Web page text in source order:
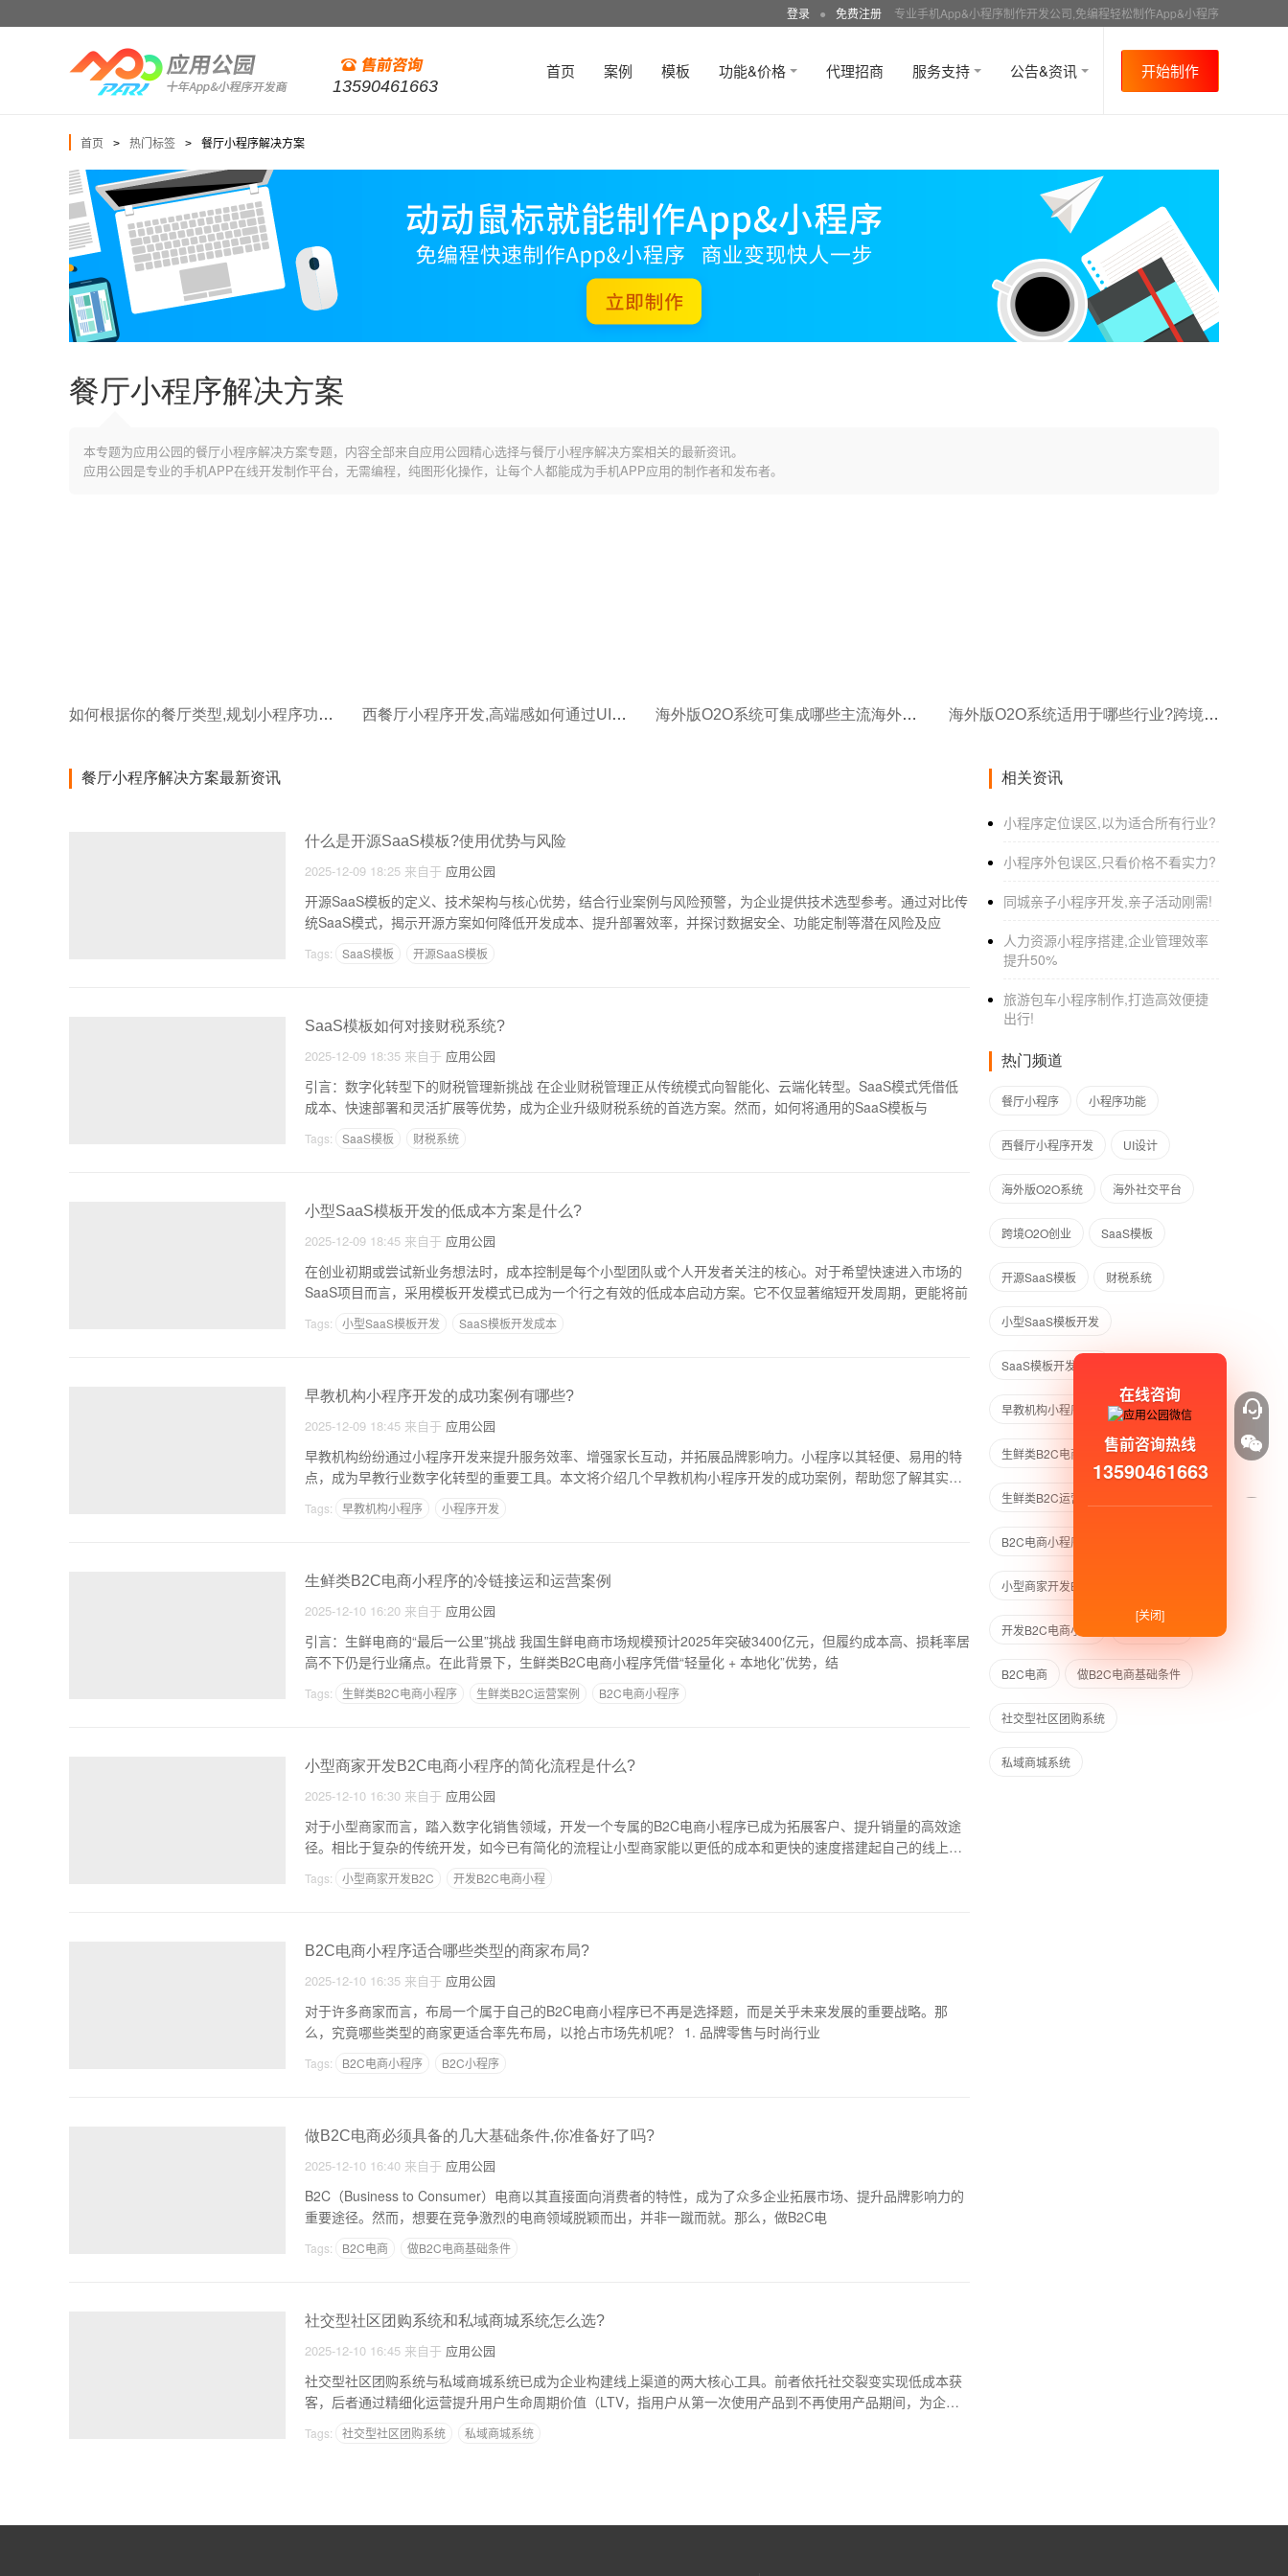
登录 ● 免费注册 专业手机App&小程序制作开发公司,免编程轻松制作App&小程序
13590461663
首页 案例 模板 功能&价格 代理招商 服务支持 公告&资讯 开始制作
首页 > 热门标签 > 餐厅小程序解决方案
餐厅小程序解决方案
本专题为应用公园的餐厅小程序解决方案专题，内容全部来自应用公园精心选择与餐厅小程序解决方案相关的最新资讯。
应用公园是专业的手机APP在线开发制作平台，无需编程，纯图形化操作，让每个人都能成为手机APP应用的制作者和发布者。
如何根据你的餐厅类型,规划小程序功能? 西餐厅小程序开发,高端感如何通过UI设计体现? 海外版O2O系统可集成哪些主流海外社交平台? 海外版O2O系统适用于哪些行业?跨境创业者别错过
餐厅小程序解决方案最新资讯
什么是开源SaaS模板?使用优势与风险
2025-12-09 18:25 来自于 应用公园
开源SaaS模板的定义、技术架构与核心优势，结合行业案例与风险预警，为企业提供技术选型参考。通过对比传
统SaaS模式，揭示开源方案如何降低开发成本、提升部署效率，并探讨数据安全、功能定制等潜在风险及应
Tags: SaaS模板 开源SaaS模板
SaaS模板如何对接财税系统?
2025-12-09 18:35 来自于 应用公园
引言：数字化转型下的财税管理新挑战 在企业财税管理正从传统模式向智能化、云端化转型。SaaS模式凭借低
成本、快速部署和灵活扩展等优势，成为企业升级财税系统的首选方案。然而，如何将通用的SaaS模板与
Tags: SaaS模板 财税系统
小型SaaS模板开发的低成本方案是什么?
2025-12-09 18:45 来自于 应用公园
在创业初期或尝试新业务想法时，成本控制是每个小型团队或个人开发者关注的核心。对于希望快速进入市场的
SaaS项目而言，采用模板开发模式已成为一个行之有效的低成本启动方案。它不仅显著缩短开发周期，更能将前
Tags: 小型SaaS模板开发 SaaS模板开发成本
早教机构小程序开发的成功案例有哪些?
2025-12-09 18:45 来自于 应用公园
早教机构纷纷通过小程序开发来提升服务效率、增强家长互动，并拓展品牌影响力。小程序以其轻便、易用的特
点，成为早教行业数字化转型的重要工具。本文将介绍几个早教机构小程序开发的成功案例，帮助您了解其实际
Tags: 早教机构小程序 小程序开发
生鲜类B2C电商小程序的冷链接运和运营案例
2025-12-10 16:20 来自于 应用公园
引言：生鲜电商的“最后一公里”挑战 我国生鲜电商市场规模预计2025年突破3400亿元，但履约成本高、损耗率居
高不下仍是行业痛点。在此背景下，生鲜类B2C电商小程序凭借“轻量化 + 本地化”优势，结
Tags: 生鲜类B2C电商小程序 生鲜类B2C运营案例 B2C电商小程序
小型商家开发B2C电商小程序的简化流程是什么?
2025-12-10 16:30 来自于 应用公园
对于小型商家而言，踏入数字化销售领域，开发一个专属的B2C电商小程序已成为拓展客户、提升销量的高效途
径。相比于复杂的传统开发，如今已有简化的流程让小型商家能以更低的成本和更快的速度搭建起自己的线上店
Tags: 小型商家开发B2C 开发B2C电商小程
B2C电商小程序适合哪些类型的商家布局?
2025-12-10 16:35 来自于 应用公园
对于许多商家而言，布局一个属于自己的B2C电商小程序已不再是选择题，而是关乎未来发展的重要战略。那
么，究竟哪些类型的商家更适合率先布局，以抢占市场先机呢？ 1. 品牌零售与时尚行业
Tags: B2C电商小程序 B2C小程序
做B2C电商必须具备的几大基础条件,你准备好了吗?
2025-12-10 16:40 来自于 应用公园
B2C（Business to Consumer）电商以其直接面向消费者的特性，成为了众多企业拓展市场、提升品牌影响力的
重要途径。然而，想要在竞争激烈的电商领域脱颖而出，并非一蹴而就。那么，做B2C电
Tags: B2C电商 做B2C电商基础条件
社交型社区团购系统和私域商城系统怎么选?
2025-12-10 16:45 来自于 应用公园
社交型社区团购系统与私域商城系统已成为企业构建线上渠道的两大核心工具。前者依托社交裂变实现低成本获
客，后者通过精细化运营提升用户生命周期价值（LTV，指用户从第一次使用产品到不再使用产品期间，为企业
Tags: 社交型社区团购系统 私域商城系统
相关资讯
小程序定位误区,以为适合所有行业?
小程序外包误区,只看价格不看实力?
同城亲子小程序开发,亲子活动刚需!
人力资源小程序搭建,企业管理效率
提升50%
旅游包车小程序制作,打造高效便捷
出行!
热门频道
餐厅小程序 小程序功能
西餐厅小程序开发 UI设计
海外版O2O系统 海外社交平台
跨境O2O创业 SaaS模板
开源SaaS模板 财税系统
小型SaaS模板开发
SaaS模板开发成本
早教机构小程序 小程序开发
生鲜类B2C电商小程序
生鲜类B2C运营案例
B2C电商小程序
小型商家开发B2C
开发B2C电商小程
B2C电商 做B2C电商基础条件
社交型社区团购系统
私域商城系统
在线咨询
售前咨询热线
13590461663
[关闭]